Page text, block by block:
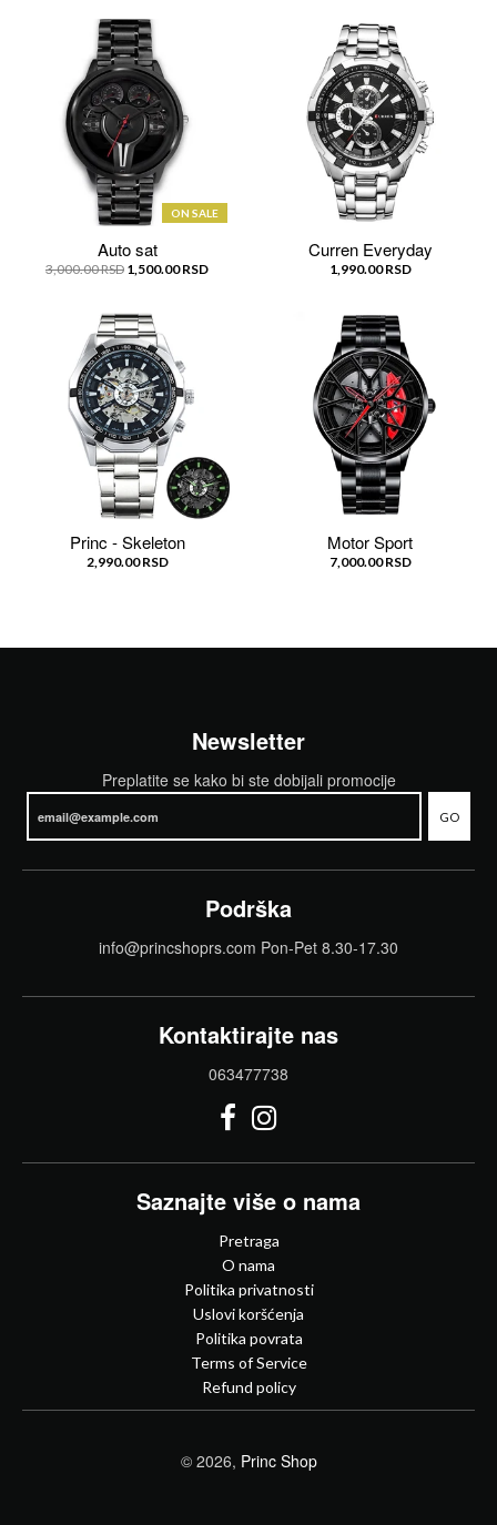
ON SALE
Auto sat
3,000.00 RSD 1,500.00 RSD
Curren Everyday
1,990.00 RSD
Princ - Skeleton
2,990.00 RSD
Motor Sport
7,000.00 RSD
Newsletter
Preplatite se kako bi ste dobijali promocije
GO
Podrška
info@princshoprs.com Pon-Pet 8.30-17.30
Kontaktirajte nas
063477738
Saznajte više o nama
Pretraga
O nama
Politika privatnosti
Uslovi koršćenja
Politika povrata
Terms of Service
Refund policy
© 2026, Princ Shop